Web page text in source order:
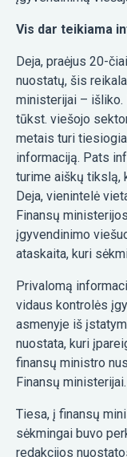
Vis dar teikiama
Deja, praėjus 20-
nuostatų, šis
ministerijai –
tūkst. viešojo
metais turi
informaciją. Pats
turime aiškų tikslą,
Deja, vienintelė
Finansų
įgyvendinimo
ataskaita, kuri
Privalomą
vidaus kontrolės
asmenyje iš
nuostata, kuri
finansų ministro
Finansų ministerijai.
Tiesa, į finansų
sėkmingai buvo
redakcijos